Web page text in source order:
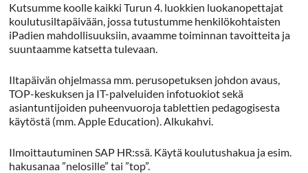
Kutsumme koolle kaikki Turun 4. luokkien luokanopettajat
koulutusiltapäivään, jossa tutustumme henkilökohtaisten
iPadien mahdollisuuksiin, avaamme toiminnan tavoitteita ja
suuntaamme katsetta tulevaan.
Iltapäivän ohjelmassa mm. perusopetuksen johdon avaus,
TOP-keskuksen ja IT-palveluiden infotuokiot sekä
asiantuntijoiden puheenvuoroja tablettien pedagogisesta
käytöstä (mm. Apple Education). Alkukahvi.
Ilmoittautuminen SAP HR:ssä. Käytä koulutushakua ja esim.
hakusanaa ”nelosille” tai ”top”.